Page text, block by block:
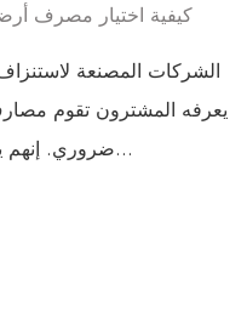
كيفية اختيار مصرف
الشركات المصنعة
يعرفه المشترون تقوم
ضروري. إنهم يسحبون الماء من السطح ويرسلونه...